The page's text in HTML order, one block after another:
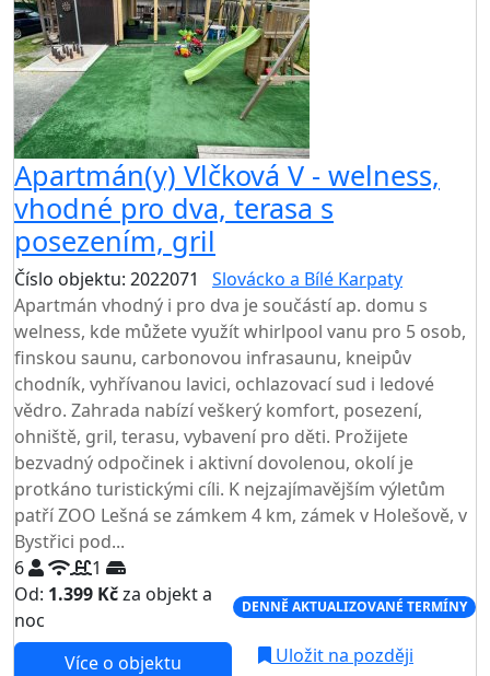
Apartmán(y) Vlčková V - welness,
vhodné pro dva, terasa s
posezením, gril
Číslo objektu: 2022071
Slovácko a Bílé Karpaty
Apartmán vhodný i pro dva je součástí ap. domu s
welness, kde můžete využít whirlpool vanu pro 5 osob,
finskou saunu, carbonovou infrasaunu, kneipův
chodník, vyhřívanou lavici, ochlazovací sud i ledové
vědro. Zahrada nabízí veškerý komfort, posezení,
ohniště, gril, terasu, vybavení pro děti. Prožijete
bezvadný odpočinek i aktivní dovolenou, okolí je
protkáno turistickými cíli. K nejzajímavějším výletům
patří ZOO Lešná se zámkem 4 km, zámek v Holešově, v
Bystřici pod...
6
1
Od: 1.399 Kčza objekt a
noc
DENNĚ AKTUALIZOVANÉ TERMÍNY
Více o objektu Uložit na později